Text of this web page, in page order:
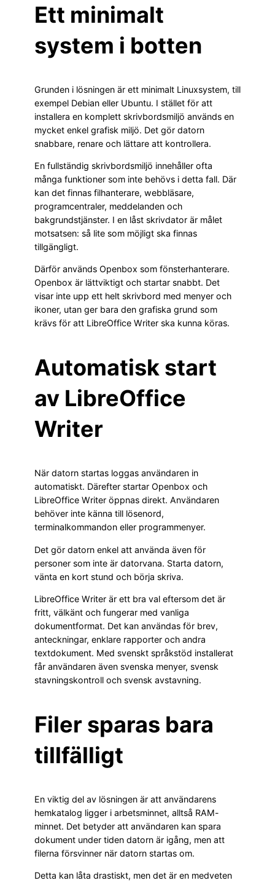
Ett minimalt
system i botten
Grunden i lösningen är ett minimalt Linuxsystem, till
exempel Debian eller Ubuntu. I stället för att
installera en komplett skrivbordsmiljö används en
mycket enkel grafisk miljö. Det gör datorn
snabbare, renare och lättare att kontrollera.
En fullständig skrivbordsmiljö innehåller ofta
många funktioner som inte behövs i detta fall. Där
kan det finnas filhanterare, webbläsare,
programcentraler, meddelanden och
bakgrundstjänster. I en låst skrivdator är målet
motsatsen: så lite som möjligt ska finnas
tillgängligt.
Därför används Openbox som fönsterhanterare.
Openbox är lättviktigt och startar snabbt. Det
visar inte upp ett helt skrivbord med menyer och
ikoner, utan ger bara den grafiska grund som
krävs för att LibreOffice Writer ska kunna köras.
Automatisk start
av LibreOffice
Writer
När datorn startas loggas användaren in
automatiskt. Därefter startar Openbox och
LibreOffice Writer öppnas direkt. Användaren
behöver inte känna till lösenord,
terminalkommandon eller programmenyer.
Det gör datorn enkel att använda även för
personer som inte är datorvana. Starta datorn,
vänta en kort stund och börja skriva.
LibreOffice Writer är ett bra val eftersom det är
fritt, välkänt och fungerar med vanliga
dokumentformat. Det kan användas för brev,
anteckningar, enklare rapporter och andra
textdokument. Med svenskt språkstöd installerat
får användaren även svenska menyer, svensk
stavningskontroll och svensk avstavning.
Filer sparas bara
tillfälligt
En viktig del av lösningen är att användarens
hemkatalog ligger i arbetsminnet, alltså RAM-
minnet. Det betyder att användaren kan spara
dokument under tiden datorn är igång, men att
filerna försvinner när datorn startas om.
Detta kan låta drastiskt, men det är en medveten